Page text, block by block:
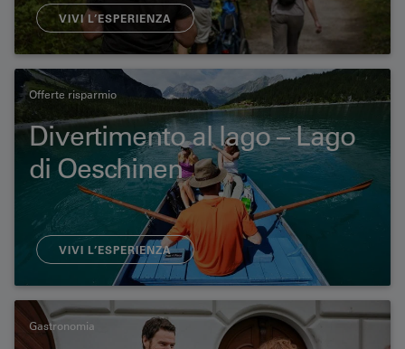
​VIVI L’ESPERIENZA​
Offerte risparmio
Divertimento al lago – Lago
di Oeschinen
VIVI L’ESPERIENZA
Gastronomia